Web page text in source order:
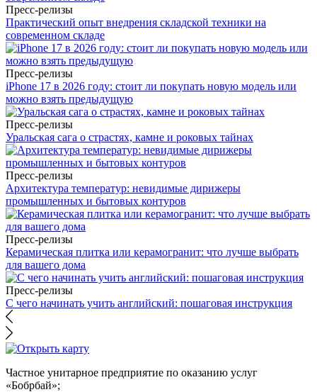
Пресс-релизы
Практический опыт внедрения складской техники на
современном складе
Пресс-релизы
iPhone 17 в 2026 году: стоит ли покупать новую модель или
можно взять предыдущую
Пресс-релизы
Уральская сага о страстях, камне и роковых тайнах
Пресс-релизы
Архитектура температур: невидимые дирижеры
промышленных и бытовых контуров
Пресс-релизы
Керамическая плитка или керамогранит: что лучше выбрать
для вашего дома
Пресс-релизы
С чего начинать учить английский: пошаговая инструкция
Частное унитарное предприятие по оказанию услуг
«Бобрбай»;